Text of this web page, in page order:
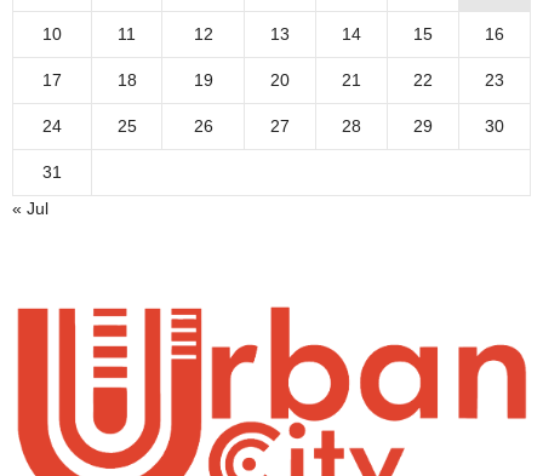
10 11 12 13 14 15 16
17 18 19 20 21 22 23
24 25 26 27 28 29 30
31
« Jul